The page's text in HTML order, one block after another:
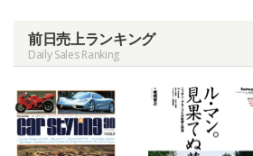
前日売上ランキング
Daily Sales Ranking